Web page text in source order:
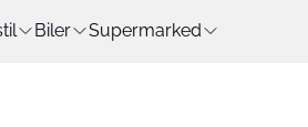
Biler Supermarked